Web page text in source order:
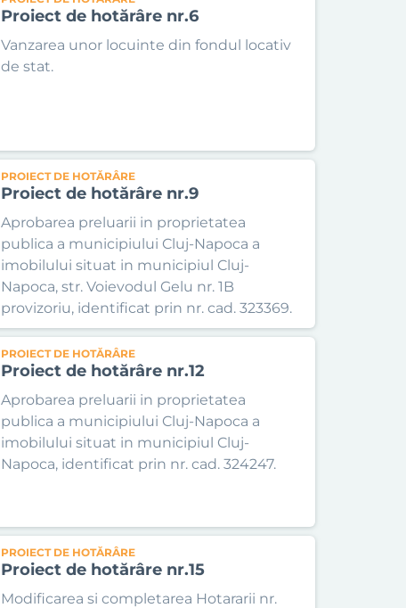
Proiect de hotărâre nr.6
Vanzarea unor locuinte din fondul locativ
de stat.
PROIECT DE HOTĂRÂRE
Proiect de hotărâre nr.9
Aprobarea preluarii in proprietatea
publica a municipiului Cluj-Napoca a
imobilului situat in municipiul Cluj-
Napoca, str. Voievodul Gelu nr. 1B
provizoriu, identificat prin nr. cad. 323369.
PROIECT DE HOTĂRÂRE
Proiect de hotărâre nr.12
Aprobarea preluarii in proprietatea
publica a municipiului Cluj-Napoca a
imobilului situat in municipiul Cluj-
Napoca, identificat prin nr. cad. 324247.
PROIECT DE HOTĂRÂRE
Proiect de hotărâre nr.15
Modificarea si completarea Hotararii nr.